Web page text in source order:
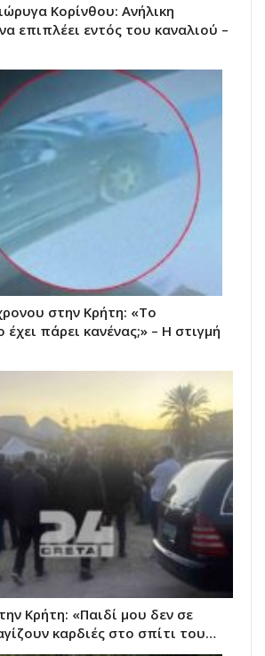
Κορίνθου: Ανήλικη
επιπλέει εντός του καναλιού –
στην Κρήτη: «Το
πάρει κανένας;» – Η στιγμή
Κρήτη: «Παιδί μου δεν σε
καρδιές στο σπίτι του…